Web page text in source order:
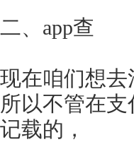
二、app查
现在咱们想
所以不管在
记载的，